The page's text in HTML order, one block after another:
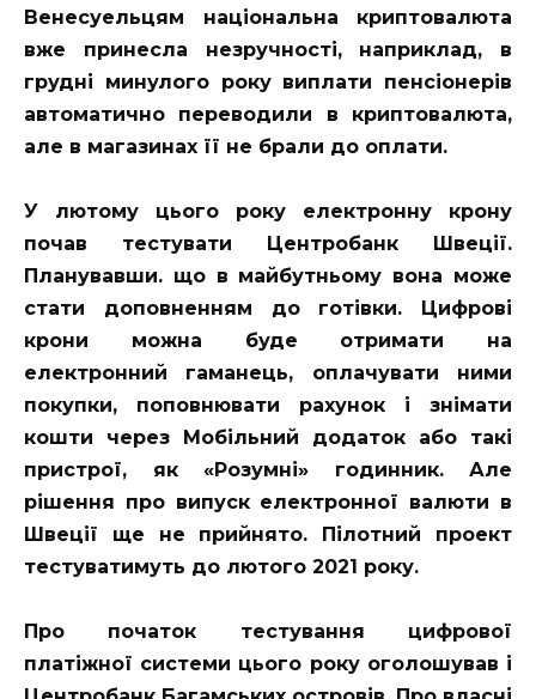
Венесуельцям національна криптовалюта
вже принесла незручності, наприклад, в
грудні минулого року виплати пенсіонерів
автоматично переводили в криптовалюта,
але в магазинах її не брали до оплати.
У лютому цього року електронну крону
почав тестувати Центробанк Швеції.
Планувавши. що в майбутньому вона може
стати доповненням до готівки. Цифрові
крони можна буде отримати на
електронний гаманець, оплачувати ними
покупки, поповнювати рахунок і знімати
кошти через Мобільний додаток або такі
пристрої, як «Розумні» годинник. Але
рішення про випуск електронної валюти в
Швеції ще не прийнято. Пілотний проект
тестуватимуть до лютого 2021 року.
Про початок тестування цифрової
платіжної системи цього року оголошував і